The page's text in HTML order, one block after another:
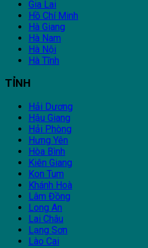
Gia Lai
Hồ Chí Minh
Hà Giang
Hà Nam
Hà Nội
Hà Tĩnh
TỈNH
Hải Dương
Hậu Giang
Hải Phòng
Hưng Yên
Hòa Bình
Kiên Giang
Kon Tum
Khánh Hoà
Lâm Đồng
Long An
Lai Châu
Lạng Sơn
Lào Cai